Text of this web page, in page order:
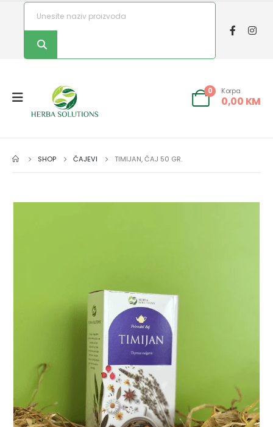
0 Korpa
0,00 KM
SHOP ČAJEVI TIMIJAN, ČAJ 50 GR.